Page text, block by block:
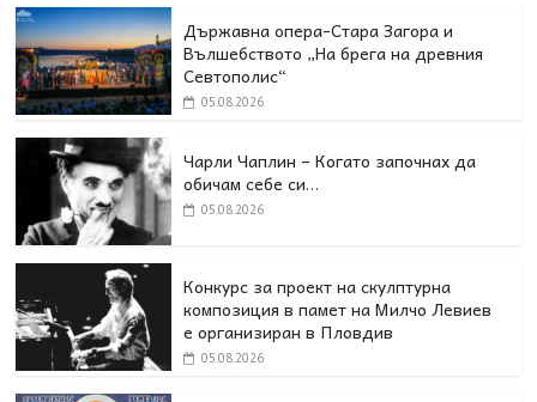
Държавна опера-Стара Загора и
Вълшебството „На брега на древния
Севтополис“
05.08.2026
Чарли Чаплин – Когато започнах да
обичам себе си…
05.08.2026
Конкурс за проект на скулптурна
композиция в памет на Милчо Левиев
е организиран в Пловдив
05.08.2026